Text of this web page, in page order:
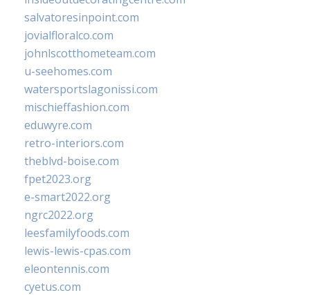
salvatoresinpoint.com
jovialfloralco.com
johnlscotthometeam.com
u-seehomes.com
watersportslagonissi.com
mischieffashion.com
eduwyre.com
retro-interiors.com
theblvd-boise.com
fpet2023.org
e-smart2022.org
ngrc2022.org
leesfamilyfoods.com
lewis-lewis-cpas.com
eleontennis.com
cyetus.com